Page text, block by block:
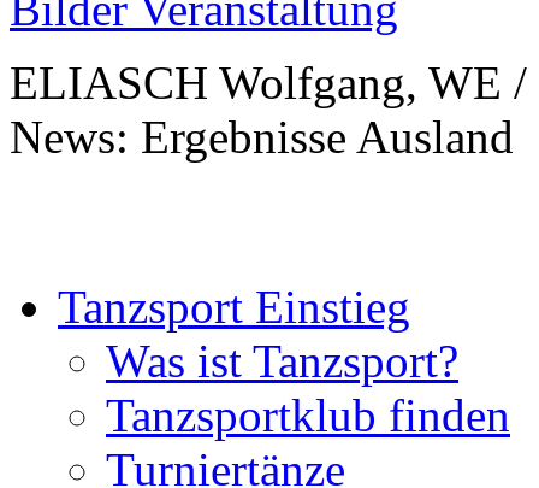
ELIASCH Wolfgang, WE /
News: Ergebnisse Ausland
Tanzsport Einstieg
Was ist Tanzsport?
Tanzsportklub finden
Turniertänze